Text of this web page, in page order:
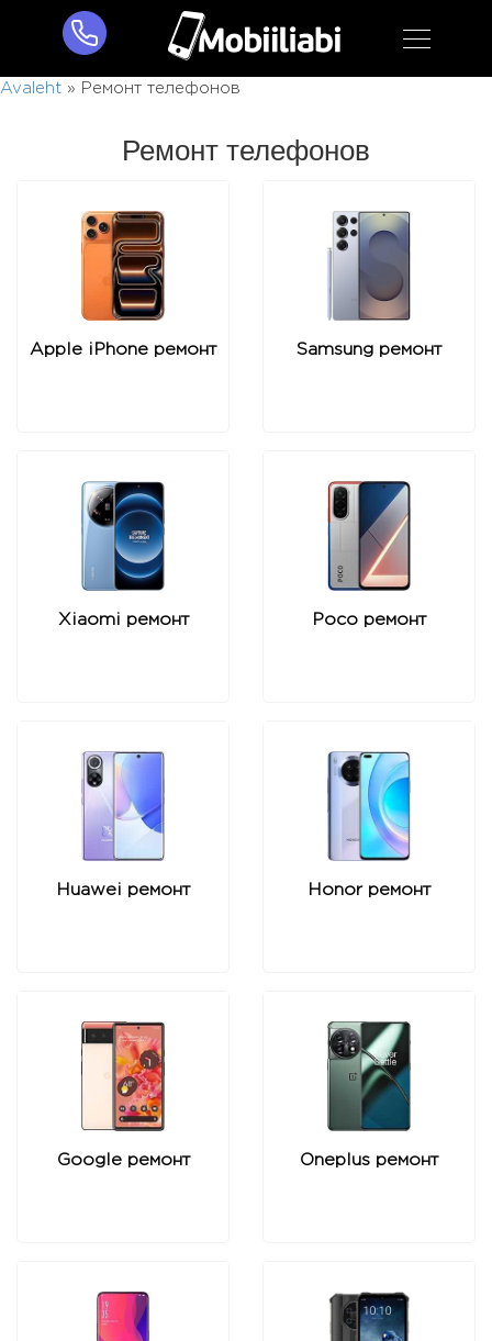
Avaleht » Ремонт телефонов
Ремонт телефонов
Apple iPhone ремонт Samsung ремонт
Xiaomi ремонт Poco ремонт
Huawei ремонт Honor ремонт
Google ремонт Oneplus ремонт